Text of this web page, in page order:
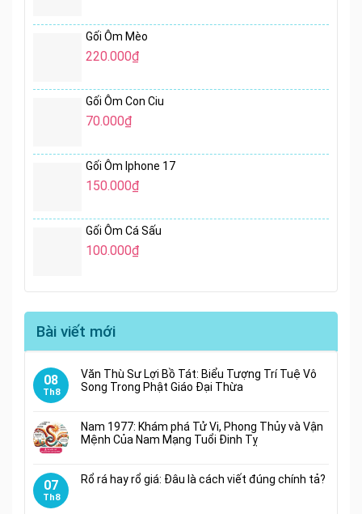
Gối Ôm Mèo
220.000₫
Gối Ôm Con Ciu
70.000₫
Gối Ôm Iphone 17
150.000₫
Gối Ôm Cá Sấu
100.000₫
Bài viết mới
08
Th8
Văn Thù Sư Lợi Bồ Tát: Biểu Tượng Trí Tuệ Vô
Song Trong Phật Giáo Đại Thừa
Nam 1977: Khám phá Tử Vi, Phong Thủy và Vận
Mệnh Của Nam Mạng Tuổi Đinh Tỵ
07
Th8
Rổ rá hay rổ giá: Đâu là cách viết đúng chính tả?